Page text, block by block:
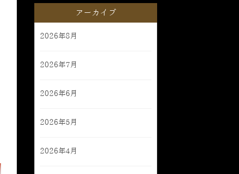
アーカイブ
2026年8月
2026年7月
2026年6月
2026年5月
2026年4月